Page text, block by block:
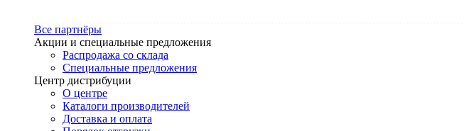
Все партнёры
Акции и специальные предложения
Распродажа со склада
Специальные предложения
Центр дистрибуции
О центре
Каталоги производителей
Доставка и оплата